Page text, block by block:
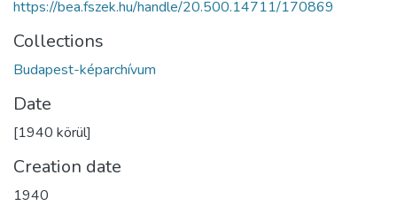
https://bea.fszek.hu/handle/20.500.14711/170869
Collections
Budapest-képarchívum
Date
[1940 körül]
Creation date
1940